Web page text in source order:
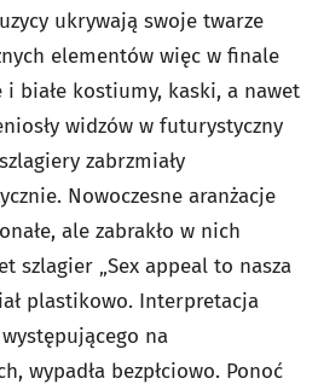
ukrywają swoje twarze
elementów więc w finale
i białe kostiumy, kaski, a nawet
widzów w futurystyczny
zabrzmiały
Nowoczesne aranżacje
ale zabrakło w nich
szlagier „Sex appeal to nasza
plastikowo. Interpretacja
na
wypadła bezpłciowo. Ponoć